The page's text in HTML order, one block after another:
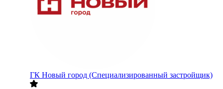
ГК Новый город (Специализированный застройщик)